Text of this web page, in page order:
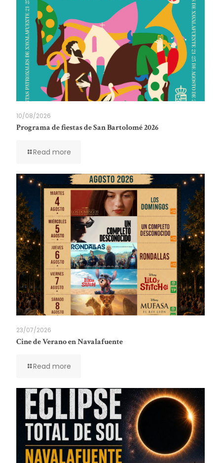
10/08/2026
Programa de fiestas de San Bartolomé 2026
Read more
23/07/2026
Cine de Verano en Navalafuente
Read more